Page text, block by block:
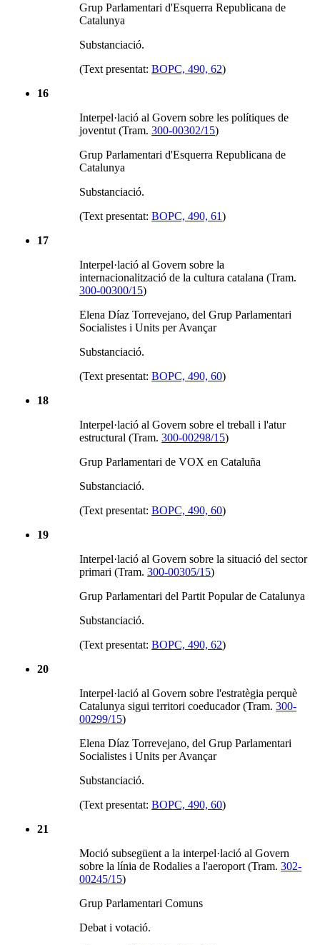
Grup Parlamentari d'Esquerra Republicana de
Catalunya
Substanciació.
(Text presentat:BOPC, 490, 62)
16
Interpel·lació al Govern sobre les polítiques de
joventut (Tram.300-00302/15)
Grup Parlamentari d'Esquerra Republicana de
Catalunya
Substanciació.
(Text presentat:BOPC, 490, 61)
17
Interpel·lació al Govern sobre la
internacionalització de la cultura catalana (Tram.
300-00300/15)
Elena Díaz Torrevejano, del Grup Parlamentari
Socialistes i Units per Avançar
Substanciació.
(Text presentat:BOPC, 490, 60)
18
Interpel·lació al Govern sobre el treball i l'atur
estructural (Tram.300-00298/15)
Grup Parlamentari de VOX en Cataluña
Substanciació.
(Text presentat:BOPC, 490, 60)
19
Interpel·lació al Govern sobre la situació del sector
primari (Tram.300-00305/15)
Grup Parlamentari del Partit Popular de Catalunya
Substanciació.
(Text presentat:BOPC, 490, 62)
20
Interpel·lació al Govern sobre l'estratègia perquè
Catalunya sigui territori coeducador (Tram.300-
00299/15)
Elena Díaz Torrevejano, del Grup Parlamentari
Socialistes i Units per Avançar
Substanciació.
(Text presentat:BOPC, 490, 60)
21
Moció subsegüent a la interpel·lació al Govern
sobre la línia de Rodalies a l'aeroport (Tram.302-
00245/15)
Grup Parlamentari Comuns
Debat i votació.